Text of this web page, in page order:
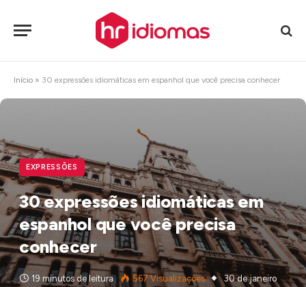
Início » 30 expressões idiomáticas em espanhol que você precisa conhecer
EXPRESSÕES
30 expressões idiomáticas em
espanhol que você precisa
conhecer
19 minutos de leitura 567Visualizações
30 de janeiro